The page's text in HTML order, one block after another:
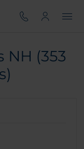
NH (353